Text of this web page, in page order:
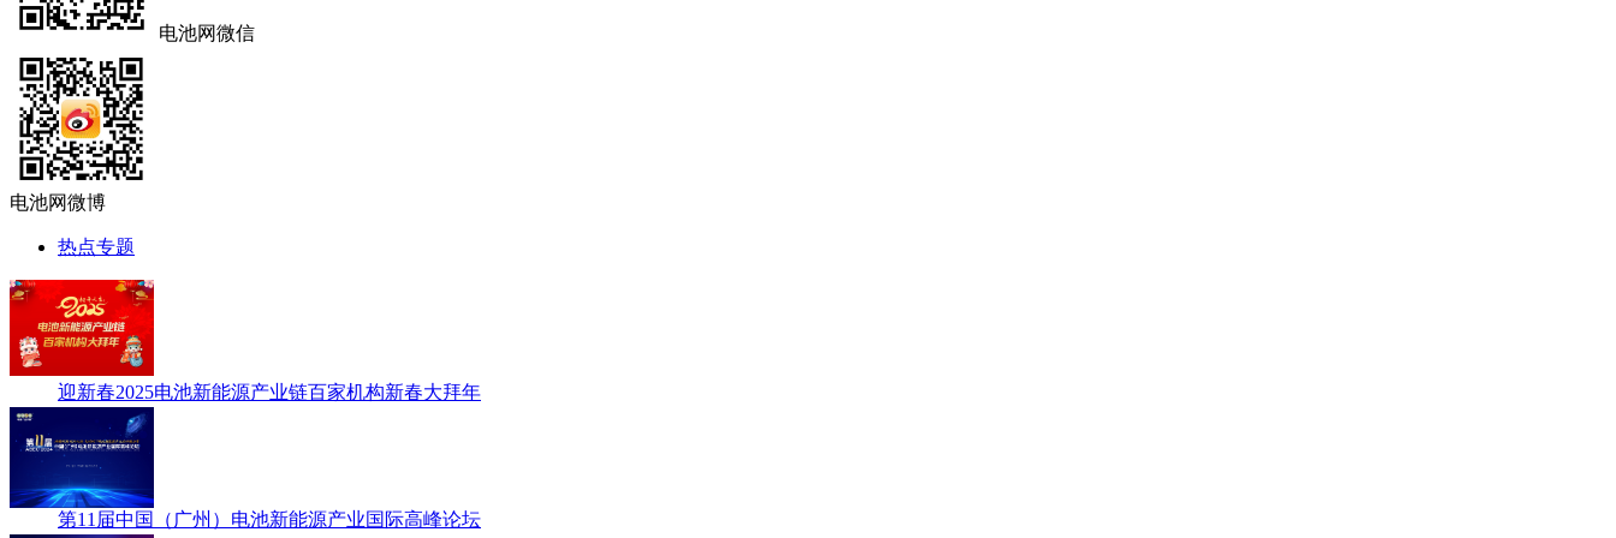
电池网微信
电池网微博
热点专题
迎新春2025电池新能源产业链百家机构新春大拜年
第11届中国（广州）电池新能源产业国际高峰论坛